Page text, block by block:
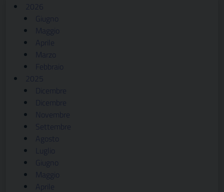
2026
Giugno
Maggio
Aprile
Marzo
Febbraio
2025
Dicembre
Dicembre
Novembre
Settembre
Agosto
Luglio
Giugno
Maggio
Aprile